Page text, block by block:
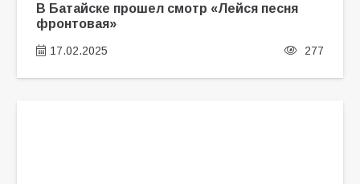
В Батайске прошел смотр «Лейся песня
фронтовая»
17.02.2025 277